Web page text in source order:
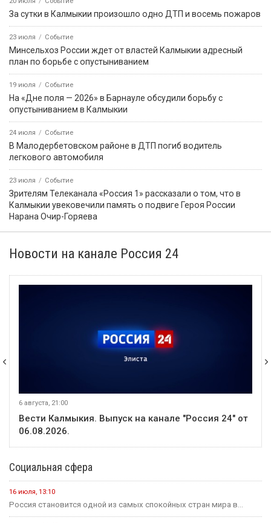
За сутки в Калмыкии произошло одно ДТП и восемь пожаров
23 июля Событие
Минсельхоз России ждет от властей Калмыкии адресный
план по борьбе с опустыниванием
19 июля Событие
На «Дне поля — 2026» в Барнауле обсудили борьбу с
опустыниванием в Калмыкии
24 июля Событие
В Малодербетовском районе в ДТП погиб водитель
легкового автомобиля
23 июля Событие
Зрителям Телеканала «Россия 1» рассказали о том, что в
Калмыкии увековечили память о подвиге Героя России
Нарана Очир-Горяева
Новости на канале Россия 24
6 августа, 21:00
Вести Калмыкия. Выпуск на канале "Россия 24" от
06.08.2026.
Социальная сфера
16 июля, 13:10
Россия становится одной из самых спокойных стран мира в...